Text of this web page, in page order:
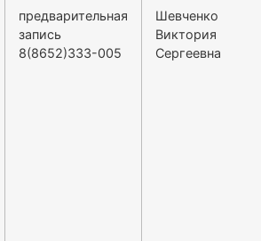
предварительная
запись
8(8652)333-005
Шевченко
Виктория
Сергеевна